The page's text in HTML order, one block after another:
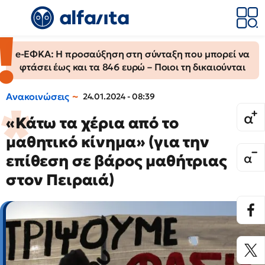
e-ΕΦΚΑ: Η προσαύξηση στη σύνταξη που μπορεί να
φτάσει έως και τα 846 ευρώ – Ποιοι τη δικαιούνται
Ανακοινώσεις 24.01.2024 - 08:39
«Κάτω τα χέρια από το
μαθητικό κίνημα» (για την
επίθεση σε βάρος μαθήτριας
στον Πειραιά)